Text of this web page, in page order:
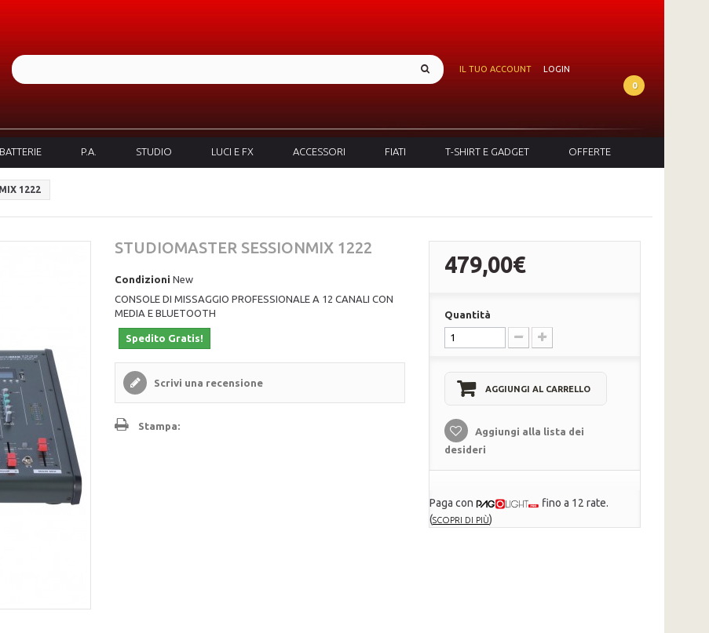
IL TUO ACCOUNT
LOGIN
0
BATTERIE P.A. STUDIO LUCI E FX ACCESSORI FIATI T-SHIRT E GADGET OFFERTE
1222
STUDIOMASTER SESSIONMIX 1222
Condizioni New
CONSOLE DI MISSAGGIO PROFESSIONALE A 12 CANALI CON
MEDIA E BLUETOOTH
Spedito Gratis!
Scrivi una recensione
Stampa:
479,00€
Quantità
AGGIUNGI AL CARRELLO
Aggiungi alla lista dei
desideri
Paga con
fino a 12 rate.
(SCOPRI DI PIÙ)